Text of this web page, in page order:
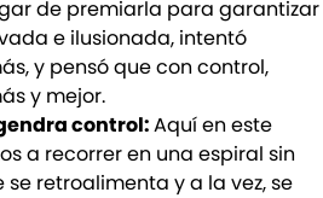
de premiarla para garantizar
e ilusionada, intentó
y pensó que con control,
y mejor.
control:Aquí en este
a recorrer en una espiral sin
se retroalimenta y a la vez, se